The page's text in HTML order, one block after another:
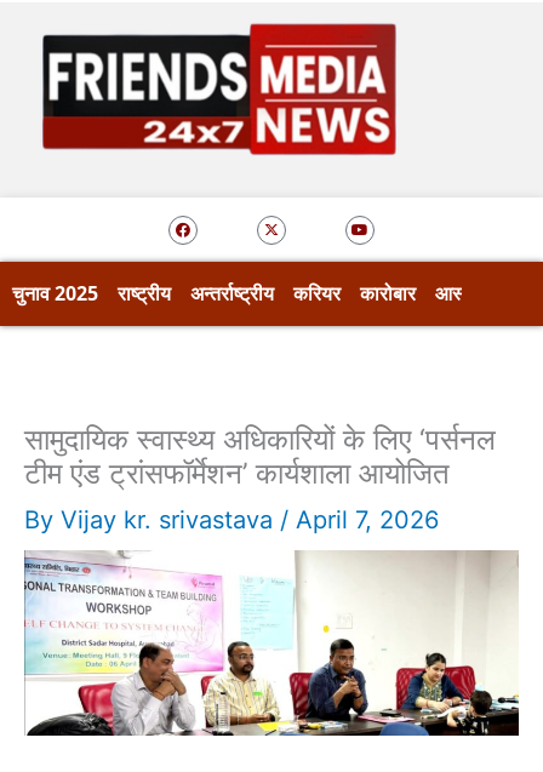
content
F
a
c
e
X
-
t
w
t
t
r
Y
o
u
t
b
e
चुनाव 2025 राष्ट्रीय अन्तर्राष्ट्रीय करियर कारोबार आस्था
सामुदायिक स्वास्थ्य अधिकारियों के लिए ‘पर्सनल
टीम एंड ट्रांसफॉर्मेशन’ कार्यशाला आयोजित
By Vijay kr. srivastava / April 7, 2026